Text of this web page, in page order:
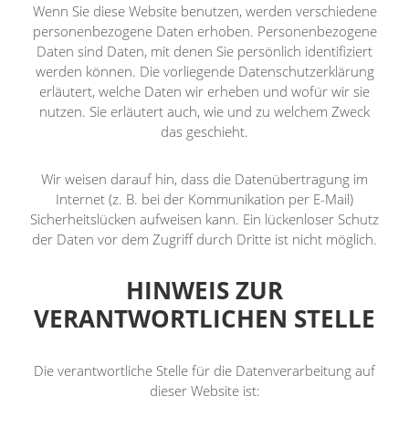
Wenn Sie diese Website benutzen, werden verschiedene
personenbezogene Daten erhoben. Personenbezogene
Daten sind Daten, mit denen Sie persönlich identifiziert
werden können. Die vorliegende Datenschutzerklärung
erläutert, welche Daten wir erheben und wofür wir sie
nutzen. Sie erläutert auch, wie und zu welchem Zweck
das geschieht.
Wir weisen darauf hin, dass die Datenübertragung im
Internet (z. B. bei der Kommunikation per E-Mail)
Sicherheitslücken aufweisen kann. Ein lückenloser Schutz
der Daten vor dem Zugriff durch Dritte ist nicht möglich.
HINWEIS ZUR
VERANTWORTLICHEN STELLE
Die verantwortliche Stelle für die Datenverarbeitung auf
dieser Website ist: